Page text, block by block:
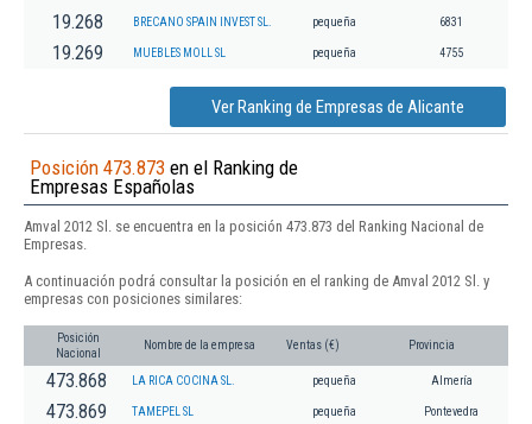
19.268 BRECANO SPAIN INVEST SL. pequeña 6831
19.269 MUEBLES MOLL SL pequeña 4755
Ver Ranking de Empresas de Alicante
Posición 473.873 en el Ranking de
Empresas Españolas
Amval 2012 Sl. se encuentra en la posición 473.873 del Ranking Nacional de
Empresas.
A continuación podrá consultar la posición en el ranking de Amval 2012 Sl. y
empresas con posiciones similares:
Posición
Nacional
Nombre de la empresa Ventas (€) Provincia
473.868 LA RICA COCINA SL. pequeña Almería
473.869 TAMEPEL SL pequeña Pontevedra